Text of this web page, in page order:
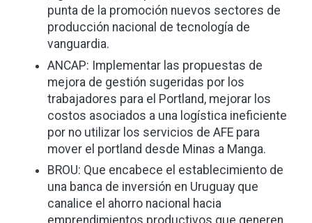
punta de la promoción nuevos sectores de
producción nacional de tecnología de
vanguardia.
ANCAP: Implementar las propuestas de
mejora de gestión sugeridas por los
trabajadores para el Portland, mejorar los
costos asociados a una logística ineficiente
por no utilizar los servicios de AFE para
mover el portland desde Minas a Manga.
BROU: Que encabece el establecimiento de
una banca de inversión en Uruguay que
canalice el ahorro nacional hacia
emprendimientos productivos que generen